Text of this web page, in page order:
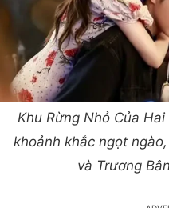
Khu Rừng Nhỏ Của
khoảnh khắc ngọt
và Trương